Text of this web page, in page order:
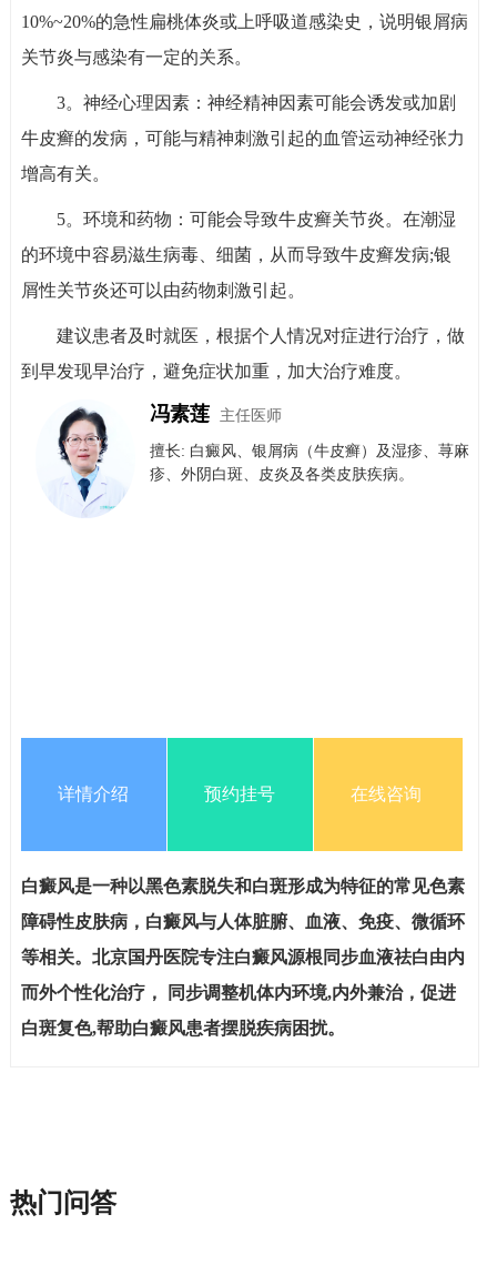
10%~20%的急性扁桃体炎或上呼吸道感染史，说明银屑病
关节炎与感染有一定的关系。
3。神经心理因素：神经精神因素可能会诱发或加剧
牛皮癣的发病，可能与精神刺激引起的血管运动神经张力
增高有关。
5。环境和药物：可能会导致牛皮癣关节炎。在潮湿
的环境中容易滋生病毒、细菌，从而导致牛皮癣发病;银
屑性关节炎还可以由药物刺激引起。
建议患者及时就医，根据个人情况对症进行治疗，做
到早发现早治疗，避免症状加重，加大治疗难度。
冯素莲 主任医师
擅长: 白癜风、银屑病（牛皮癣）​及​湿疹、荨麻
疹、外阴白斑、皮炎及各类皮肤疾病。
详情介绍 预约挂号 在线咨询
白癜风是一种以黑色素脱失和白斑形成为特征的常见色素
障碍性皮肤病，白癜风与人体脏腑、血液、免疫、微循环
等相关。北京国丹医院专注白癜风源根同步血液祛白由内
而外个性化治疗， 同步调整机体内环境,内外兼治，促进
白斑复色,帮助白癜风患者摆脱疾病困扰。
热门问答